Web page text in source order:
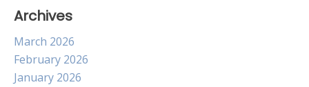
Archives
March 2026
February 2026
January 2026